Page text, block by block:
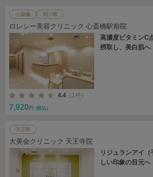
心斎橋 四ツ橋
ロレシー美容クリニック 心斎橋駅前院
高濃度ビタミンC
摂取し、美白肌へ
4.4 （1件）
7,920 円 (税込)
天王寺
大美会クリニック 天王寺院
リジュランアイ
しい印象の目元へ